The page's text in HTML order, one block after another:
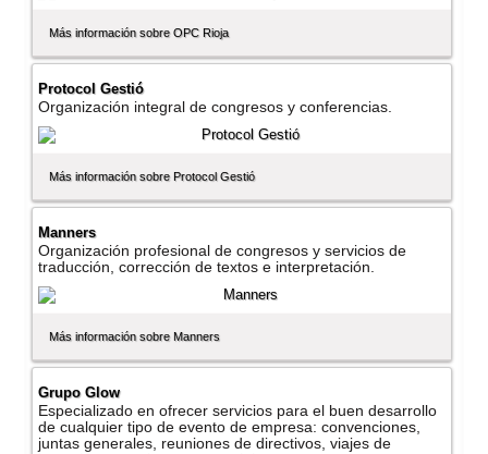
Más información sobre OPC Rioja
Protocol Gestió
Organización integral de congresos y conferencias.
Más información sobre Protocol Gestió
Manners
Organización profesional de congresos y servicios de
traducción, corrección de textos e interpretación.
Más información sobre Manners
Grupo Glow
Especializado en ofrecer servicios para el buen desarrollo
de cualquier tipo de evento de empresa: convenciones,
juntas generales, reuniones de directivos, viajes de